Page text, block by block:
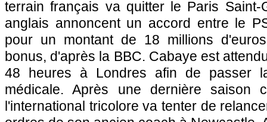
terrain français va quitter le Paris Saint-
anglais annoncent un accord entre le
pour un montant de 18 millions
bonus, d'après la BBC. Cabaye est
48 heures à Londres afin de passer
médicale. Après une dernière saison
l'international tricolore va tenter de